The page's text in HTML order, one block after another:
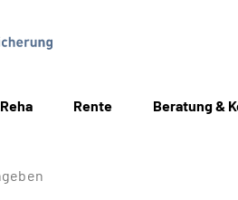
Reha Rente Beratung &